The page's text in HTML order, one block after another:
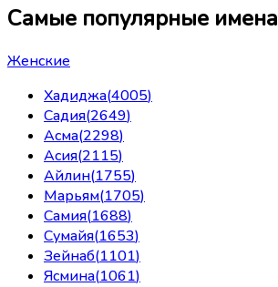
Самые популярные имена
Женские
Хадиджа(4005)
Садия(2649)
Асма(2298)
Асия(2115)
Айлин(1755)
Марьям(1705)
Самия(1688)
Сумайя(1653)
Зейнаб(1101)
Ясмина(1061)